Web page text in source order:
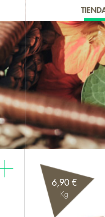
6,90 €
Kg